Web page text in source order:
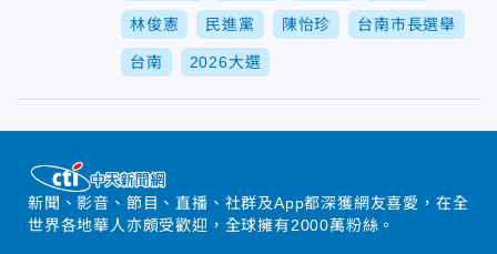
林俊憲 民進黨 陳怡珍 台南市長選舉
台南 2026大選
新聞、影音、節目、直播、社群及App都深獲網友喜愛，在全
世界各地華人亦頗受歡迎，全球擁有2000萬粉絲。